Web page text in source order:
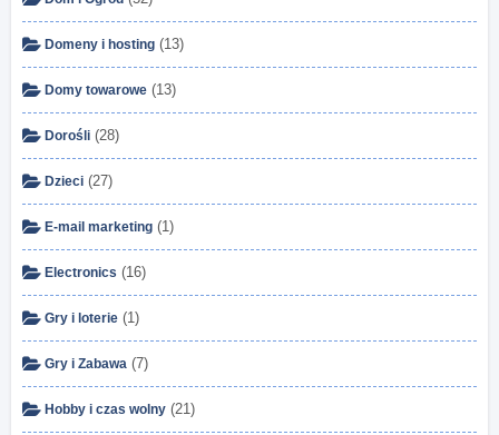
Domeny i hosting (13)
Domy towarowe (13)
Dorośli (28)
Dzieci (27)
E-mail marketing (1)
Electronics (16)
Gry i loterie (1)
Gry i Zabawa (7)
Hobby i czas wolny (21)